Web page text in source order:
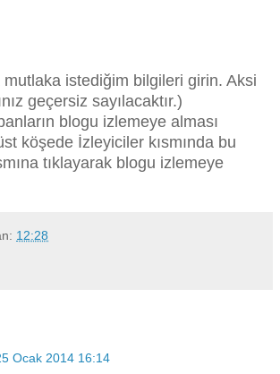
mutlaka istediğim bilgileri girin. Aksi
geçersiz sayılacaktır.)
blogu izlemeye alması
köşede İzleyiciler kısmında bu
tıklayarak blogu izlemeye
12:28
Ocak 2014 16:14